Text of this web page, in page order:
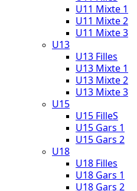
U11 Mixte 1
U11 Mixte 2
U11 Mixte 3
U13
U13 Filles
U13 Mixte 1
U13 Mixte 2
U13 Mixte 3
U15
U15 FilleS
U15 Gars 1
U15 Gars 2
U18
U18 Filles
U18 Gars 1
U18 Gars 2